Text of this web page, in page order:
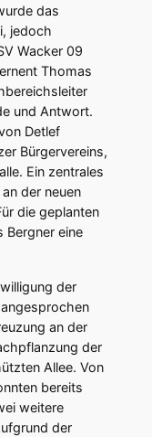
das
jedoch
Wacker 09
Thomas
und Antwort.
Detlef
Bürgervereins,
Ein zentrales
der neuen
die geplanten
Bergner eine
der
an der
der
Allee. Von
bereits
weitere
der